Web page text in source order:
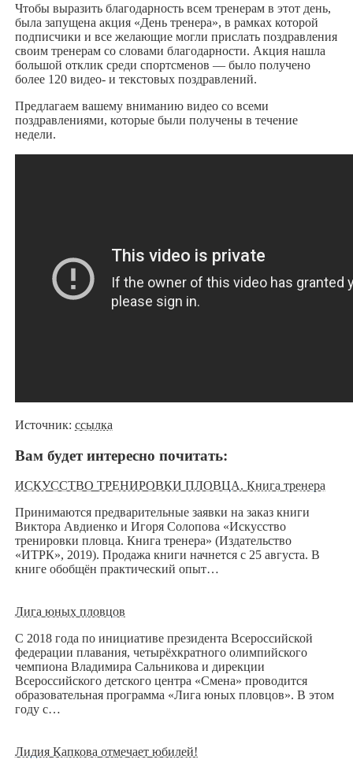
Чтобы выразить благодарность всем тренерам в этот день,
была запущена акция «День тренера», в рамках которой
подписчики и все желающие могли прислать поздравления
своим тренерам со словами благодарности. Акция нашла
большой отклик среди спортсменов — было получено
более 120 видео- и текстовых поздравлений.
Предлагаем вашему вниманию видео со всеми
поздравлениями, которые были получены в течение
недели.
Источник: ссылка
Вам будет интересно почитать:
ИСКУССТВО ТРЕНИРОВКИ ПЛОВЦА. Книга тренера
Принимаются предварительные заявки на заказ книги
Виктора Авдиенко и Игоря Солопова «Искусство
тренировки пловца. Книга тренера» (Издательство
«ИТРК», 2019). Продажа книги начнется с 25 августа. В
книге обобщён практический опыт…
Лига юных пловцов
С 2018 года по инициативе президента Всероссийской
федерации плавания, четырёхкратного олимпийского
чемпиона Владимира Сальникова и дирекции
Всероссийского детского центра «Смена» проводится
образовательная программа «Лига юных пловцов». В этом
году с…
Лидия Капкова отмечает юбилей!